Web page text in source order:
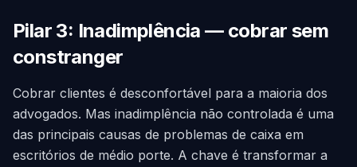
Pilar 3: Inadimplência — cobrar sem
constranger
Cobrar clientes é desconfortável para a maioria dos
advogados. Mas inadimplência não controlada é uma
das principais causas de problemas de caixa em
escritórios de médio porte. A chave é transformar a